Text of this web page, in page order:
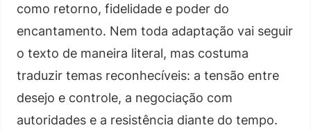
como retorno, fidelidade e poder do
encantamento. Nem toda adaptação vai seguir
o texto de maneira literal, mas costuma
traduzir temas reconhecíveis: a tensão entre
desejo e controle, a negociação com
autoridades e a resistência diante do tempo.